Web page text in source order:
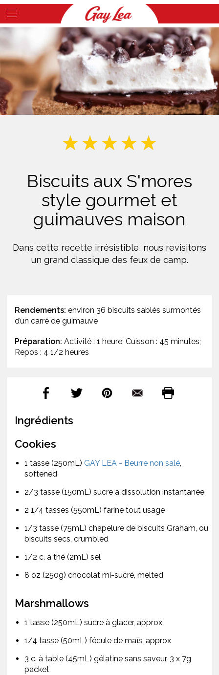
Skip
to
content
Main
Content
Biscuits aux S'mores
style gourmet et
guimauves maison
Dans cette recette irrésistible, nous revisitons
un grand classique des feux de camp.
Rendements: environ 36 biscuits sablés surmontés
d’un carré de guimauve
Préparation: Activité : 1 heure; Cuisson : 45 minutes;
Repos : 4 1/2 heures
Ingrédients
Cookies
1 tasse (250mL) GAY LEA - Beurre non salé,
softened
2/3 tasse (150mL) sucre à dissolution instantanée
2 1/4 tasses (550mL) farine tout usage
1/3 tasse (75mL) chapelure de biscuits Graham, ou
biscuits secs, crumbled
1/2 c. à thé (2mL) sel
8 oz (250g) chocolat mi-sucré, melted
Marshmallows
1 tasse (250mL) sucre à glacer, approx
1/4 tasse (50mL) fécule de maïs, approx
3 c. à table (45mL) gélatine sans saveur, 3 x 7g
packet